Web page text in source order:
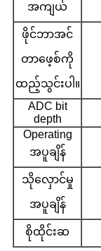
အကျယ်
ဖိုင်ဘာအင်
တာဖေ့စ်ကို
ထည့်သွင်းပါ။
ADC bit
depth
Operating
အပူချိန်
သိုလှောင်မှု
အပူချိန်
စိုထိုင်းဆ